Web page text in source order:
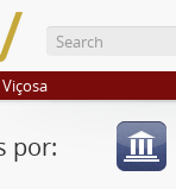
por: